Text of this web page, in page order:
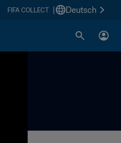
FIFA COLLECT Deutsch